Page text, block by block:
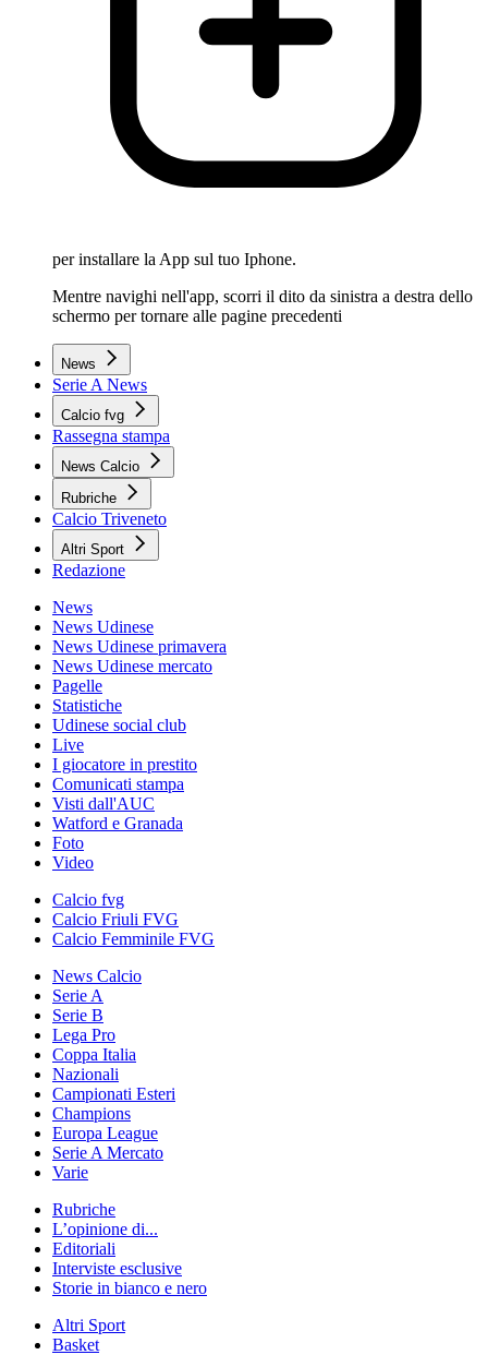
per installare la App sul tuo Iphone.
Mentre navighi nell'app, scorri il dito da sinistra a destra dello
schermo per tornare alle pagine precedenti
News
Serie A News
Calcio fvg
Rassegna stampa
News Calcio
Rubriche
Calcio Triveneto
Altri Sport
Redazione
News
News Udinese
News Udinese primavera
News Udinese mercato
Pagelle
Statistiche
Udinese social club
Live
I giocatore in prestito
Comunicati stampa
Visti dall'AUC
Watford e Granada
Foto
Video
Calcio fvg
Calcio Friuli FVG
Calcio Femminile FVG
News Calcio
Serie A
Serie B
Lega Pro
Coppa Italia
Nazionali
Campionati Esteri
Champions
Europa League
Serie A Mercato
Varie
Rubriche
L’opinione di...
Editoriali
Interviste esclusive
Storie in bianco e nero
Altri Sport
Basket